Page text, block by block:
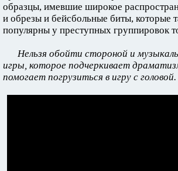
образцы, имевшие широкое
и обрезы и бейсбольные биты, которые
популярны у преступных группировок
Нельзя обойти стороной и
игры, которое подчеркивает
помогает погрузиться в игру с головой.